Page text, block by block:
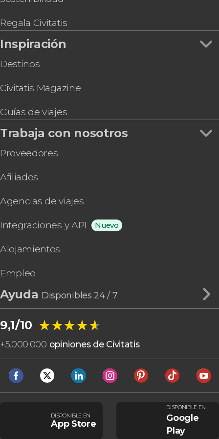
tesoro
Entrada a la Basílica de San Juan de Dios con
audioguía
Regala Civitatis
Inspiración
Destinos
Civitatis Magazine
Guías de viajes
Trabaja con nosotros
Proveedores
Afiliados
Agencias de viajes
Integraciones y API Nuevo
Alojamientos
Empleo
Ayuda Disponibles 24 / 7
9,1/10 ★★★★★
★★★★★
+5.000.000 opiniones de Civitatis
DISPONIBLE EN
App Store
DISPONIBLE EN
Google
Play